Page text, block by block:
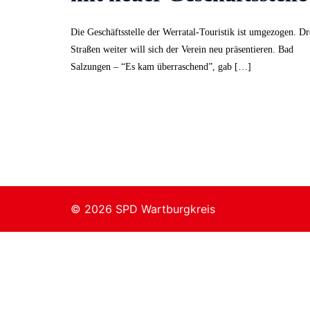
Die Geschäftsstelle der Werratal-Touristik ist umgezogen.
Straßen weiter will sich der Verein neu präsentieren. Bad
Salzungen – “Es kam überraschend”, gab […]
© 2026 SPD Wartburgkreis